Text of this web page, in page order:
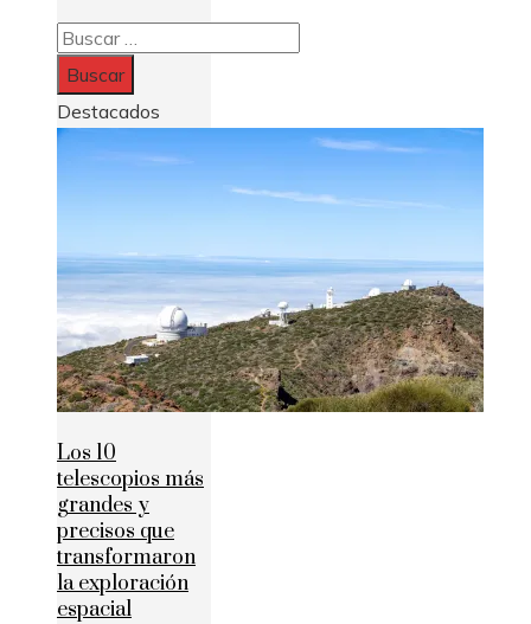
Buscar:
Destacados
Los 10
telescopios más
grandes y
precisos que
transformaron
la exploración
espacial